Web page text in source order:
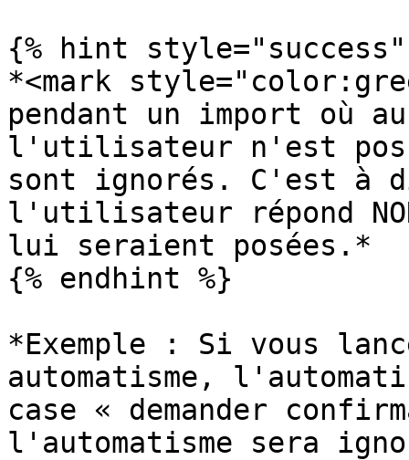
{% hint style="success"
*<mark
pendant un import où
l'utilisateur n'est
sont ignorés. C'est à
l'utilisateur répond
lui seraient posées.*
{% endhint %}
*Exemple : Si vous
automatisme,
case « demander
l'automatisme sera